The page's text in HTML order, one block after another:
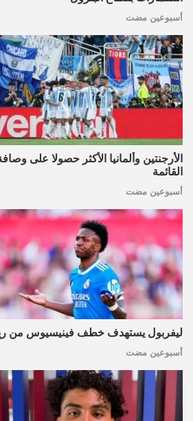
أسبوعين مضت
الأرجنتين وألمانيا الأكثر حصولا على
القائمة
أسبوعين مضت
ليفربول يستهدف خطف فينيسيوس من
أسبوعين مضت